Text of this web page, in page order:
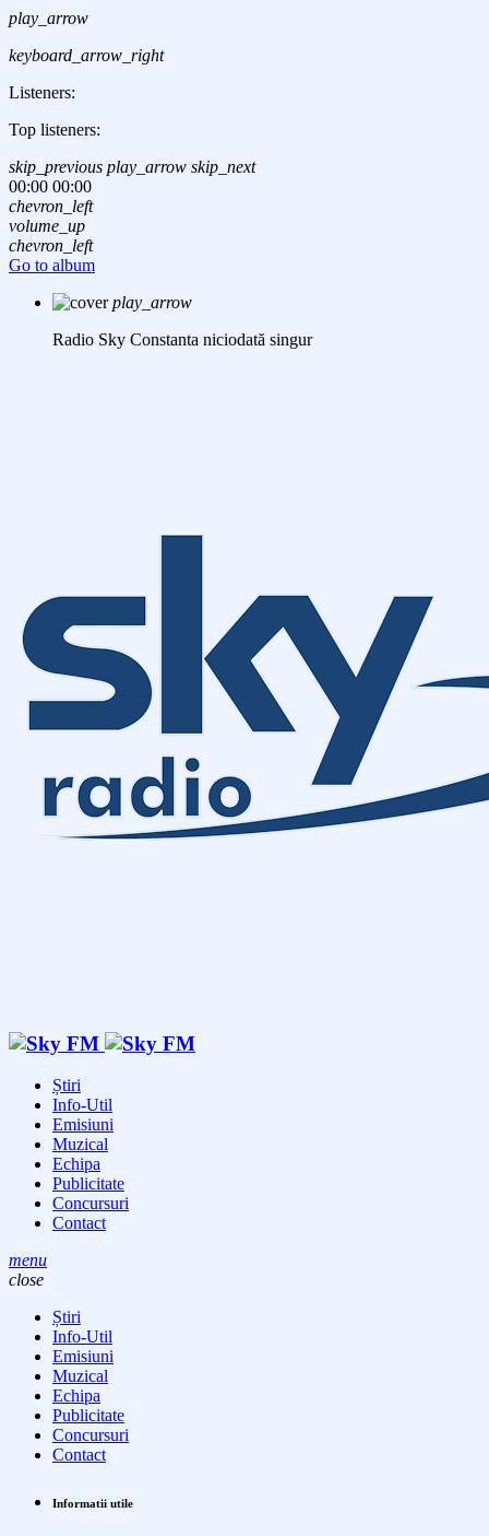
play_arrow
keyboard_arrow_right
Listeners:
Top listeners:
skip_previous play_arrow skip_next
00:00 00:00
chevron_left
volume_up
chevron_left
Go to album
play_arrow
Radio Sky Constanta niciodată singur
Știri
Info-Util
Emisiuni
Muzical
Echipa
Publicitate
Concursuri
Contact
menu
close
Știri
Info-Util
Emisiuni
Muzical
Echipa
Publicitate
Concursuri
Contact
Informatii utile